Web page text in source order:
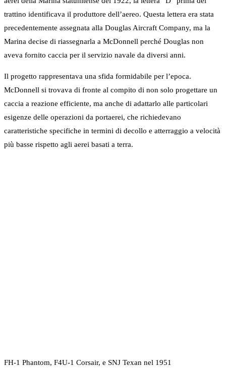
trattino identificava il produttore dell’aereo. Questa lettera era stata
precedentemente assegnata alla Douglas Aircraft Company, ma la
Marina decise di riassegnarla a McDonnell perché Douglas non
aveva fornito caccia per il servizio navale da diversi anni.
Il progetto rappresentava una sfida formidabile per l’epoca.
McDonnell si trovava di fronte al compito di non solo progettare un
caccia a reazione efficiente, ma anche di adattarlo alle particolari
esigenze delle operazioni da portaerei, che richiedevano
caratteristiche specifiche in termini di decollo e atterraggio a velocità
più basse rispetto agli aerei basati a terra.
FH-1 Phantom, F4U-1 Corsair, e SNJ Texan nel 1951